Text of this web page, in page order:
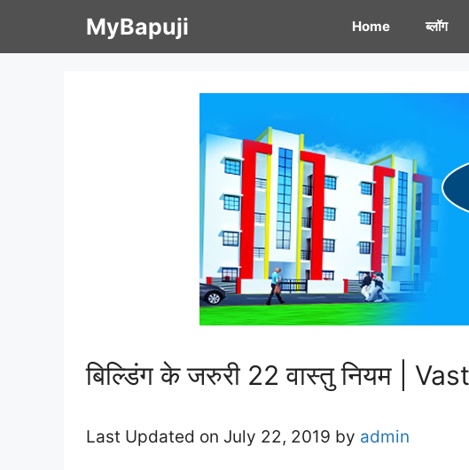
MyBapuji Home ब्लॉग
बिल्डिंग के जरुरी 22 वास्तु नियम |
Last Updated on July 22, 2019 by admin